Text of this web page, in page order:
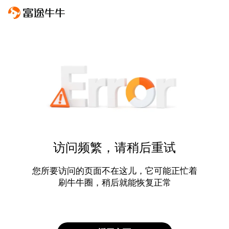
访问频繁，请稍后重试
您所要访问的页面不在这儿，它可能正忙着
刷牛牛圈，稍后就能恢复正常